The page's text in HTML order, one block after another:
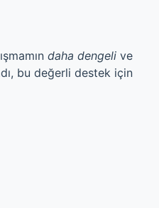
daha dengeli ve
bu değerli destek için